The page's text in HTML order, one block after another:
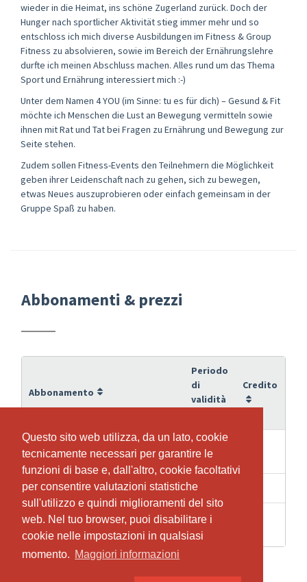
Questo sito web utilizza, da un lato, cookie
tecnicamente necessari per garantire le
funzioni di base e, dall'altro, cookie facoltativi
per consentire valutazioni statistiche
sull'utilizzo e quindi miglioramenti del sito
web. Nel tuo browser, puoi disabilitare i
cookie nelle impostazioni in qualsiasi
momento. Maggiori informazioni
Questo sito web utilizza, da un lato, cookie
tecnicamente necessari per garantire le
funzioni di base e, dall'altro, cookie facoltativi
per consentire valutazioni statistiche
sull'utilizzo e quindi miglioramenti del sito
web. Nel tuo browser, puoi disabilitare i
cookie nelle impostazioni in qualsiasi
momento. Maggiori informazioni
wieder in die Heimat, ins schöne Zugerland zurück. Doch der
Hunger nach sportlicher Aktivität stieg immer mehr und so
entschloss ich mich diverse Ausbildungen im Fitness & Group
Fitness zu absolvieren, sowie im Bereich der Ernährungslehre
durfte ich meinen Abschluss machen. Alles rund um das Thema
Sport und Ernährung interessiert mich :-)
Unter dem Namen 4 YOU (im Sinne: tu es für dich) – Gesund & Fit
möchte ich Menschen die Lust an Bewegung vermitteln sowie
ihnen mit Rat und Tat bei Fragen zu Ernährung und Bewegung zur
Seite stehen.
Zudem sollen Fitness-Events den Teilnehmern die Möglichkeit
geben ihrer Leidenschaft nach zu gehen, sich zu bewegen,
etwas Neues auszuprobieren oder einfach gemeinsam in der
Gruppe Spaß zu haben.
Abbonamenti & prezzi
Abbonamento
Periodo
di
validità
Credito
Personal Training 10er ABO à
60min.
8 Mesi
Personal Training 60min. 1 Giorni
Personal Training (Duo) 10er ABO
à 60min.
8 Mesi